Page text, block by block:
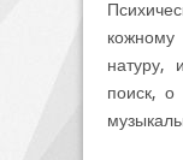
натуру,
поиск, о